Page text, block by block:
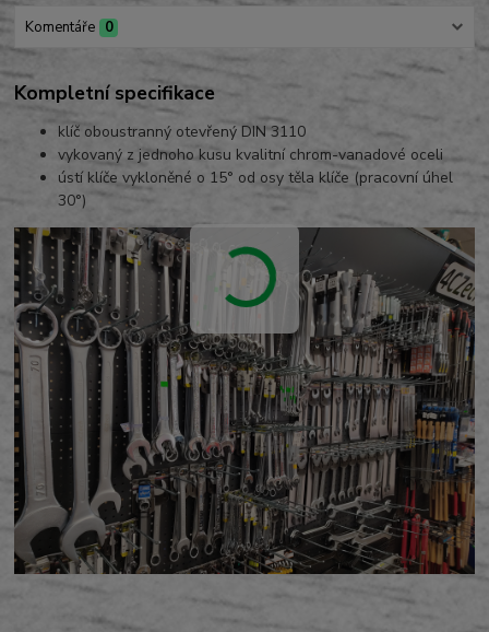
Komentáře 0
Kompletní specifikace
klíč oboustranný otevřený DIN 3110
vykovaný z jednoho kusu kvalitní chrom-vanadové oceli
ústí klíče vykloněné o 15° od osy těla klíče (pracovní úhel
30°)